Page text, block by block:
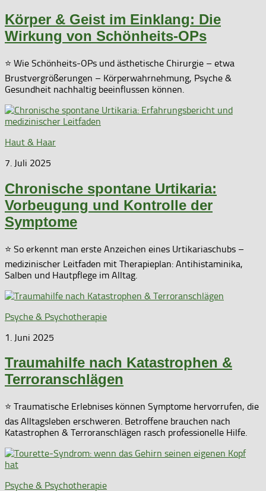
Körper & Geist im Einklang: Die
Wirkung von Schönheits-OPs
⭐ Wie Schönheits-OPs und ästhetische Chirurgie – etwa
Brustvergrößerungen – Körperwahrnehmung, Psyche &
Gesundheit nachhaltig beeinflussen können.
Haut & Haar
7. Juli 2025
Chronische spontane Urtikaria:
Vorbeugung und Kontrolle der
Symptome
⭐ So erkennt man erste Anzeichen eines Urtikariaschubs –
medizinischer Leitfaden mit Therapieplan: Antihistaminika,
Salben und Hautpflege im Alltag.
Psyche & Psychotherapie
1. Juni 2025
Traumahilfe nach Katastrophen &
Terroranschlägen
⭐ Traumatische Erlebnises können Symptome hervorrufen, die
das Alltagsleben erschweren. Betroffene brauchen nach
Katastrophen & Terroranschlägen rasch professionelle Hilfe.
Psyche & Psychotherapie